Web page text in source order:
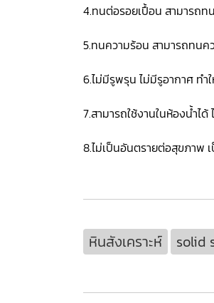
4.ทนต่อรอยเปื้อน สามารถท
5.ทนความร้อน สามารถทนค
6.ไม่มีรูพรุน ไม่มีรูอากาศ ทำ
7.สามารถใช้งานในห้องน้ำไ
8.ไม่เป็นอันตรายต่อสุขภาพ
หินสังเคราะห์ solid